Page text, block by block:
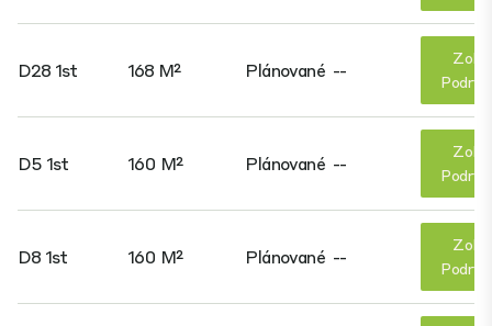
D28 1st 168 M² Plánované --
D5 1st 160 M² Plánované --
D8 1st 160 M² Plánované --